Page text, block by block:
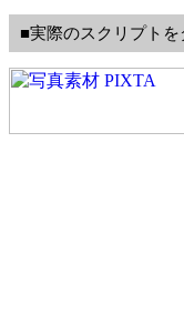
■実際のスクリプト